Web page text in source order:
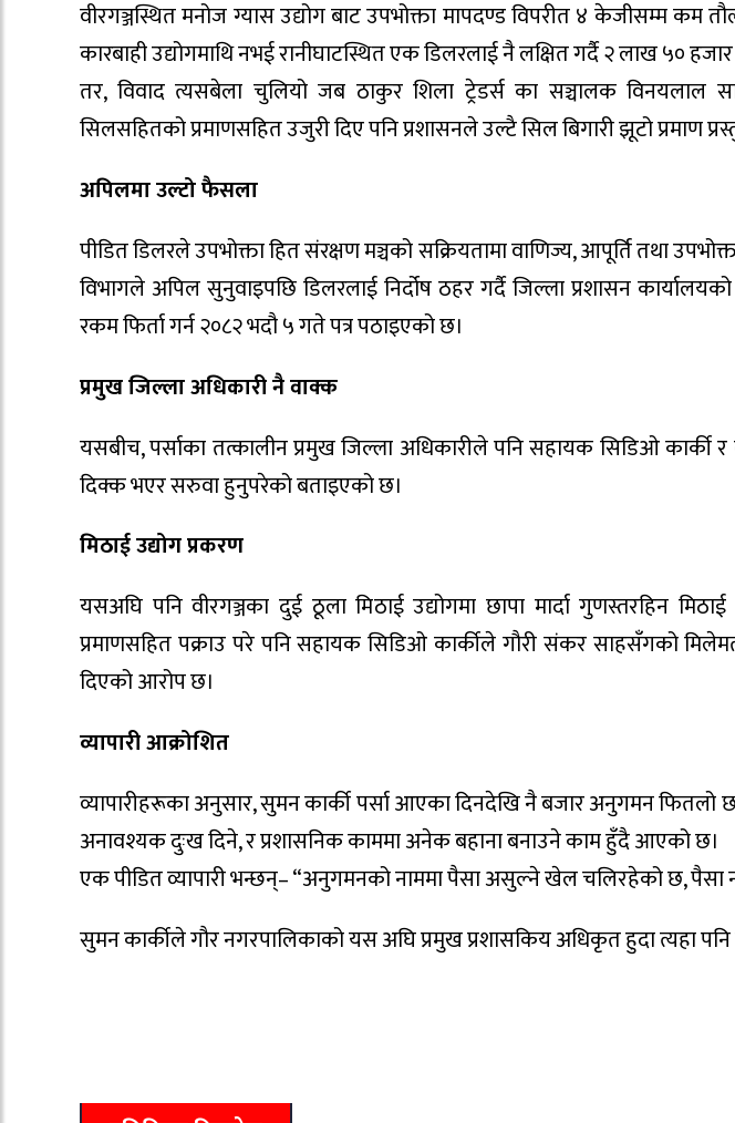
वीरगञ्जस्थित मनोज ग्यास उद्योग बाट उपभोक्ता मापदण्ड विपरीत ४ केजीसम्म कम
कारबाही उद्योगमाथि नभई रानीघाटस्थित एक डिलरलाई नै लक्षित गर्दै २ लाख ५०
तर, विवाद त्यसबेला चुलियो जब ठाकुर शिला ट्रेडर्स का सञ्चालक विनयलाल
सिलसहितको प्रमाणसहित उजुरी दिए पनि प्रशासनले उल्टै सिल बिगारी झूटो प्रमाण
अपिलमा उल्टो फैसला
पीडित डिलरले उपभोक्ता हित संरक्षण मञ्चको सक्रियतामा वाणिज्य, आपूर्ति तथा
विभागले अपिल सुनुवाइपछि डिलरलाई निर्दोष ठहर गर्दै जिल्ला प्रशासन
रकम फिर्ता गर्न २०८२ भदौ ५ गते पत्र पठाइएको छ।
प्रमुख जिल्ला अधिकारी नै वाक्क
यसबीच, पर्साका तत्कालीन प्रमुख जिल्ला अधिकारीले पनि सहायक सिडिओ कार्की
दिक्क भएर सरुवा हुनुपरेको बताइएको छ।
मिठाई उद्योग प्रकरण
यसअघि पनि वीरगञ्जका दुई ठूला मिठाई उद्योगमा छापा मार्दा गुणस्तरहिन
प्रमाणसहित पक्राउ परे पनि सहायक सिडिओ कार्कीले गौरी संकर साहसँगको
दिएको आरोप छ।
व्यापारी आक्रोशित
व्यापारीहरूका अनुसार, सुमन कार्की पर्सा आएका दिनदेखि नै बजार अनुगमन फितलो
अनावश्यक दुःख दिने, र प्रशासनिक काममा अनेक बहाना बनाउने काम हुँदै आएको छ।
एक पीडित व्यापारी भन्छन्– “अनुगमनको नाममा पैसा असुल्ने खेल चलिरहेको छ,
सुमन कार्कीले गौर नगरपालिकाको यस अघि प्रमुख प्रशासकिय अधिकृत हुदा त्यहा पनि